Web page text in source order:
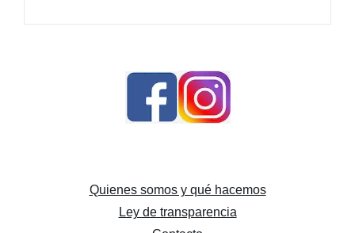
Quienes somos y qué hacemos
Ley de transparencia